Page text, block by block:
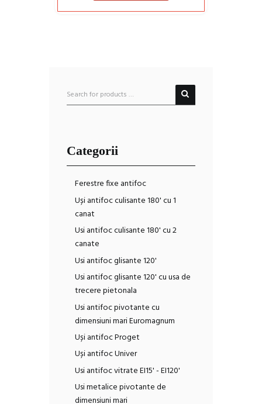
Categorii
Ferestre fixe antifoc
Uși antifoc culisante 180' cu 1
canat
Usi antifoc culisante 180' cu 2
canate
Usi antifoc glisante 120'
Usi antifoc glisante 120' cu usa de
trecere pietonala
Usi antifoc pivotante cu
dimensiuni mari Euromagnum
Uși antifoc Proget
Uși antifoc Univer
Usi antifoc vitrate EI15' - EI120'
Usi metalice pivotante de
dimensiuni mari